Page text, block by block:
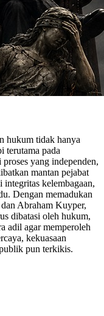
hukum tidak hanya
terutama pada
yang independen,
mantan pejabat
kelembagaan,
Dengan memadukan
Abraham Kuyper,
dibatasi oleh hukum,
adil agar memperoleh
kekuasaan
pun terkikis.